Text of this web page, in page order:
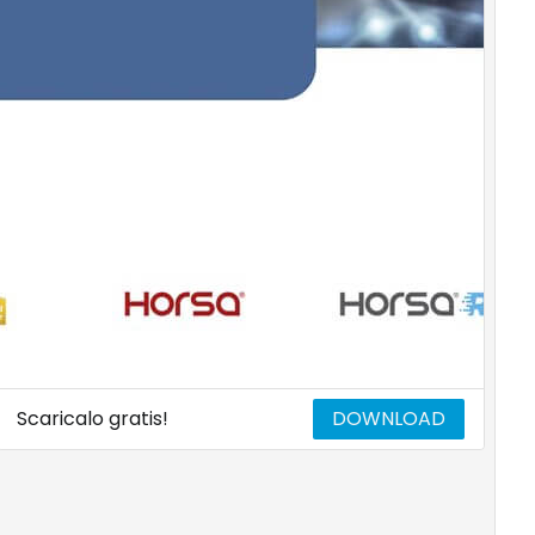
Scaricalo gratis! DOWNLOAD